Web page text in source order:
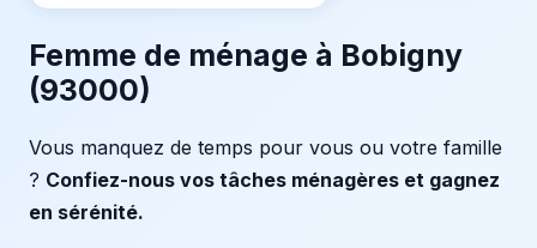
Femme de ménage à Bobigny
(93000)
Vous manquez de temps pour vous ou votre famille
? Confiez-nous vos tâches ménagères et gagnez
en sérénité.